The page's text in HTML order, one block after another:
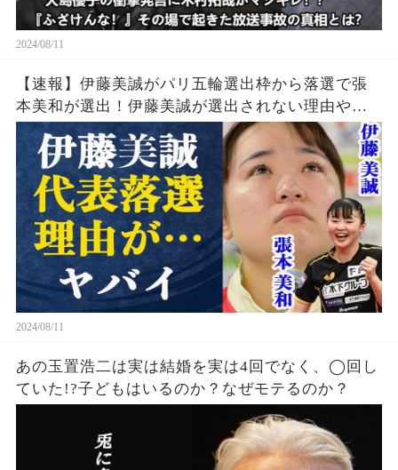
2024/08/11
【速報】伊藤美誠がパリ五輪選出枠から落選で張
本美和が選出！伊藤美誠が選出されない理由や勝
てなくなった理由・引退の噂の真相とは一体…張
本美和の知られざる実力に中国警戒体制か
2024/08/11
あの玉置浩二は実は結婚を実は4回でなく、◯回し
ていた!?子どもはいるのか？なぜモテるのか？